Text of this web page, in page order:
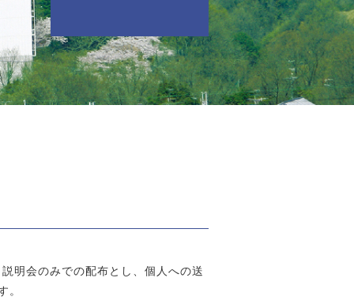
明会のみでの配布とし、個人への送